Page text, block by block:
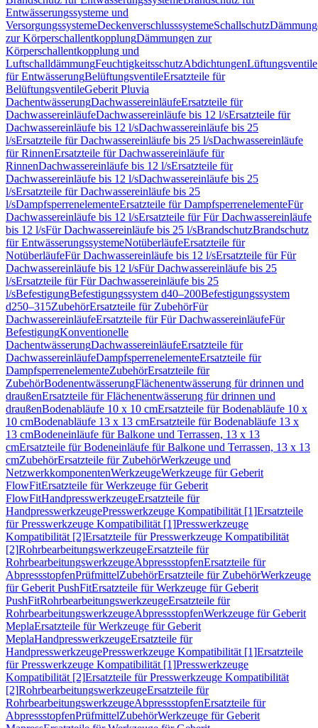
Entwässerungssysteme und
VersorgungssystemeDeckenverschlusssystemeSchallschutz
zur KörperschallentkopplungDämmungen zur
Körperschallentkopplung und
LuftschalldämmungFeuchtigkeitsschutzAbdichtungenLüftungsventile
für EntwässerungBelüftungsventileErsatzteile für
BelüftungsventileGeberit Pluvia
DachentwässerungDachwassereinläufeErsatzteile für
DachwassereinläufeDachwassereinläufe bis 12 l/sErsatzteile für
Dachwassereinläufe bis 12 l/sDachwassereinläufe bis 25
l/sErsatzteile für Dachwassereinläufe bis 25 l/sDachwassereinläufe
für RinnenErsatzteile für Dachwassereinläufe für
RinnenDachwassereinläufe bis 12 l/sErsatzteile für
Dachwassereinläufe bis 12 l/sDachwassereinläufe bis 25
l/sErsatzteile für Dachwassereinläufe bis 25
l/sDampfsperrenelementeErsatzteile für DampfsperrenelementeFür
Dachwassereinläufe bis 12 l/sErsatzteile für Für Dachwassereinläufe
bis 12 l/sFür Dachwassereinläufe bis 25 l/sBrandschutzBrandschutz
für EntwässerungssystemeNotüberläufeErsatzteile für
NotüberläufeFür Dachwassereinläufe bis 12 l/sErsatzteile für Für
Dachwassereinläufe bis 12 l/sFür Dachwassereinläufe bis 25
l/sErsatzteile für Für Dachwassereinläufe bis 25
l/sBefestigungBefestigungssystem d40–200Befestigungssystem
d250–315ZubehörErsatzteile für ZubehörFür
DachwassereinläufeErsatzteile für Für DachwassereinläufeFür
BefestigungKonventionelle
DachentwässerungDachwassereinläufeErsatzteile für
DachwassereinläufeDampfsperrenelementeErsatzteile für
DampfsperrenelementeZubehörErsatzteile für
ZubehörBodenentwässerungFlächenentwässerung für drinnen und
draußenErsatzteile für Flächenentwässerung für drinnen und
draußenBodenabläufe 10 x 10 cmErsatzteile für Bodenabläufe 10 x
10 cmBodenabläufe 13 x 13 cmErsatzteile für Bodenabläufe 13 x
13 cmBodeneinläufe für Balkone und Terrassen, 13 x 13
cmErsatzteile für Bodeneinläufe für Balkone und Terrassen, 13 x 13
cmZubehörErsatzteile für ZubehörWerkzeuge und
NetzwerkkomponentenWerkzeugeWerkzeuge für Geberit
FlowFitErsatzteile für Werkzeuge für Geberit
FlowFitHandpresswerkzeugeErsatzteile für
HandpresswerkzeugePresswerkzeuge Kompatibilität [1]Ersatzteile
für Presswerkzeuge Kompatibilität [1]Presswerkzeuge
Kompatibilität [2]Ersatzteile für Presswerkzeuge Kompatibilität
[2]RohrbearbeitungswerkzeugeErsatzteile für
RohrbearbeitungswerkzeugeAbpressstopfenErsatzteile für
AbpressstopfenPrüfmittelZubehörErsatzteile für ZubehörWerkzeuge
für Geberit PushFitErsatzteile für Werkzeuge für Geberit
PushFitRohrbearbeitungswerkzeugeErsatzteile für
RohrbearbeitungswerkzeugeAbpressstopfenWerkzeuge für Geberit
MeplaErsatzteile für Werkzeuge für Geberit
MeplaHandpresswerkzeugeErsatzteile für
HandpresswerkzeugePresswerkzeuge Kompatibilität [1]Ersatzteile
für Presswerkzeuge Kompatibilität [1]Presswerkzeuge
Kompatibilität [2]Ersatzteile für Presswerkzeuge Kompatibilität
[2]RohrbearbeitungswerkzeugeErsatzteile für
RohrbearbeitungswerkzeugeAbpressstopfenErsatzteile für
AbpressstopfenPrüfmittelZubehörWerkzeuge für Geberit